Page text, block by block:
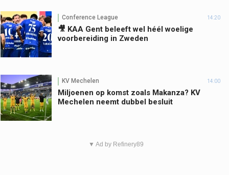
Conference League 14:20
🎥 KAA Gent beleeft wel héél woelige
voorbereiding in Zweden
KV Mechelen 14:00
Miljoenen op komst zoals Makanza? KV
Mechelen neemt dubbel besluit
▼ Ad by Refinery89